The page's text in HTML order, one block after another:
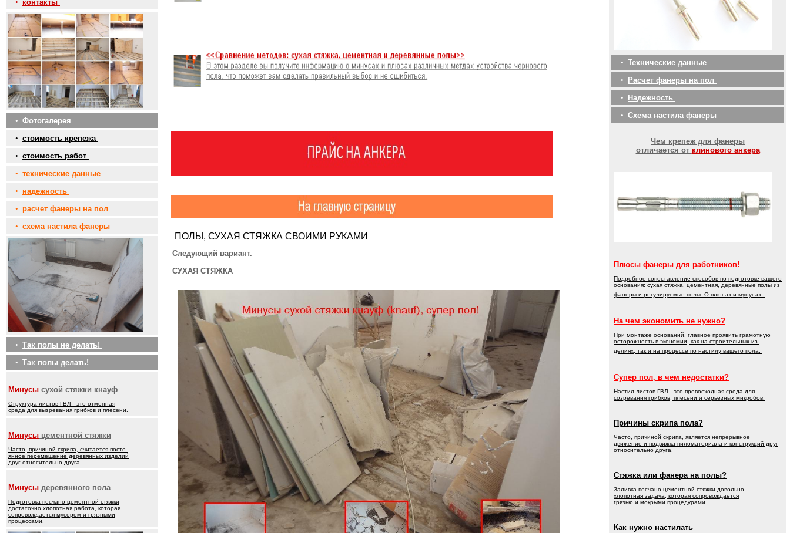
• контакты
• Фотогалерея
• стоимость крепежа
• стоимость работ
• технические данные
• надежность
• расчет фанеры на пол
• схема настила фанеры
• Так полы не делать!
• Так полы делать!
Минусы сухой стяжки кнауф
Структура листов ГВЛ - это отменная
среда для вызревания грибков и плесени.
Минусы цементной стяжки
Часто, причиной скрипа, считается посто-
янное перемещение деревянных изделий
друг относительно друга.
Минусы деревянного пола
Подготовка песчано-цементной стяжки
достаточно хлопотная работа, которая
сопровождается мусором и грязными
процессами.
ПОЛЫ, СУХАЯ СТЯЖКА СВОИМИ РУКАМИ
Следующий вариант.
СУХАЯ СТЯЖКА
• Технические данные
•
Расчет фанеры на пол
•
Надежность
• Схема настила фанеры
Чем крепеж для фанеры
отличается от клинового анкера
Плюсы фанеры для работников!
Подробное сопоставление способов по подготовке вашего
основания: сухая стяжка, цементная, деревянные полы из
фанеры и регулируемые полы. О плюсах и мунусах.
На чем экономить не нужно?
При монтаже оснований, главное проявить грамотную
осторожность в экономии, как на строительных из-
делиях, так и на процессе по настилу вашего пола.
Супер пол, в чем недостатки?
Настил листов ГВЛ - это превосходная среда для
созревания грибков, плесени и серьезных микробов.
Причины скрипа пола?
Часто, причиной скрипа, является непрерывное
движение и подвижка пиломатериала и конструкций друг
относительно друга.
Стяжка или фанера на полы?
Заливка песчано-цементной стяжки довольно
хлопотная задача, которая сопровождается
грязью и мокрыми процедурами.
Как нужно настилать